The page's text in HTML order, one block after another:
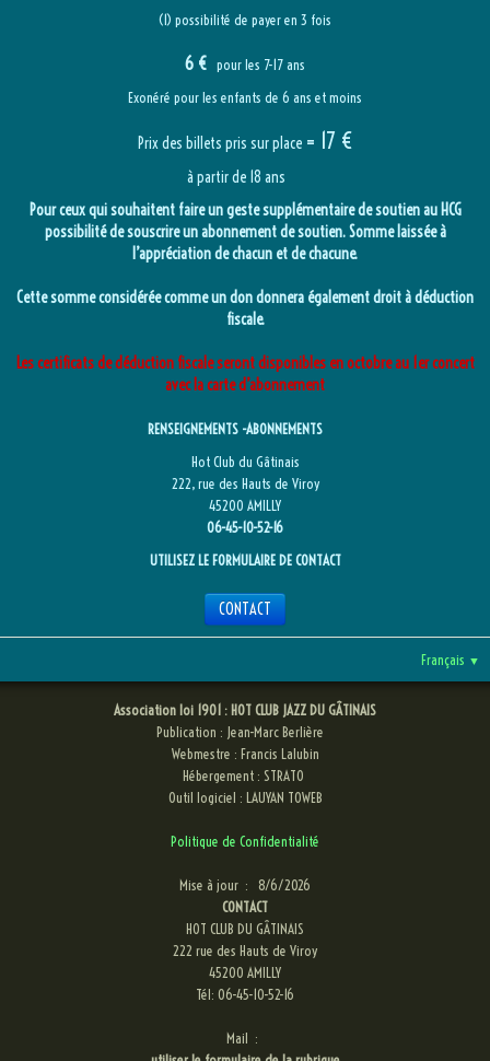
(1) possibilité de payer en 3 fois
6 € pour les 7-17 ans
Exonéré pour les enfants de 6 ans et moins
Prix des billets pris sur place = 17 €
à partir de 18 ans
Pour ceux qui souhaitent faire un geste supplémentaire de soutien au HCG
possibilité de souscrire un abonnement de soutien. Somme laissée à
l’appréciation de chacun et de chacune.
Cette somme considérée comme un don donnera également droit à déduction
fiscale.
Les certificats de déduction fiscale seront disponibles en octobre au 1er concert
avec la carte d’abonnement
RENSEIGNEMENTS -ABONNEMENTS
Hot Club du Gâtinais
222, rue des Hauts de Viroy
45200 AMILLY
06-45-10-52-16
UTILISEZ LE FORMULAIRE DE CONTACT
CONTACT
Français ▼
Association loi 1901 : HOT CLUB JAZZ DU GÂTINAIS
Publication : Jean-Marc Berlière
Webmestre : Francis Lalubin
Hébergement : STRATO
Outil logiciel : LAUYAN TOWEB
Politique de Confidentialité
Mise à jour : 8/6/2026
CONTACT
HOT CLUB DU GÂTINAIS
222 rue des Hauts de Viroy
45200 AMILLY
Tél: 06-45-10-52-16
Mail :